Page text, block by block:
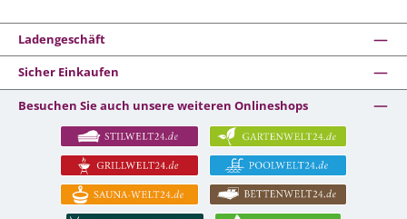
Ladengeschäft
Sicher Einkaufen
Besuchen Sie auch unsere weiteren Onlineshops